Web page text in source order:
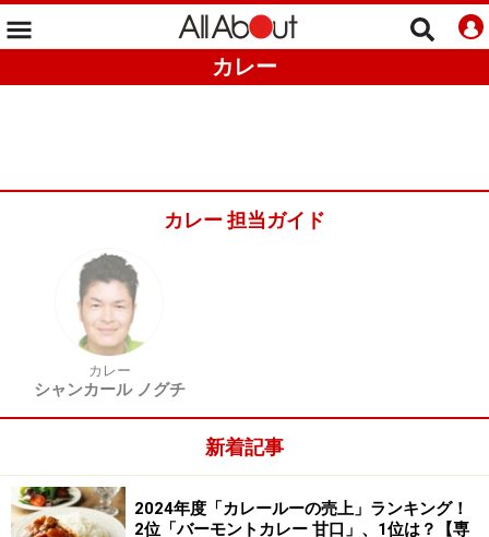
カレー
カレー 担当ガイド
カレー
シャンカール ノグチ
新着記事
2024年度「カレールーの売上」ランキング！
2位「バーモントカレー 甘口」、1位は？【専